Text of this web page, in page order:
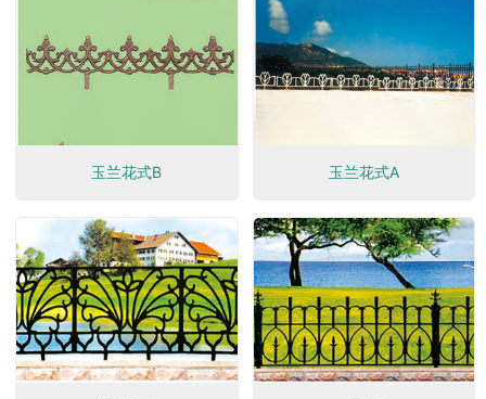
玉兰花式B 玉兰花式A